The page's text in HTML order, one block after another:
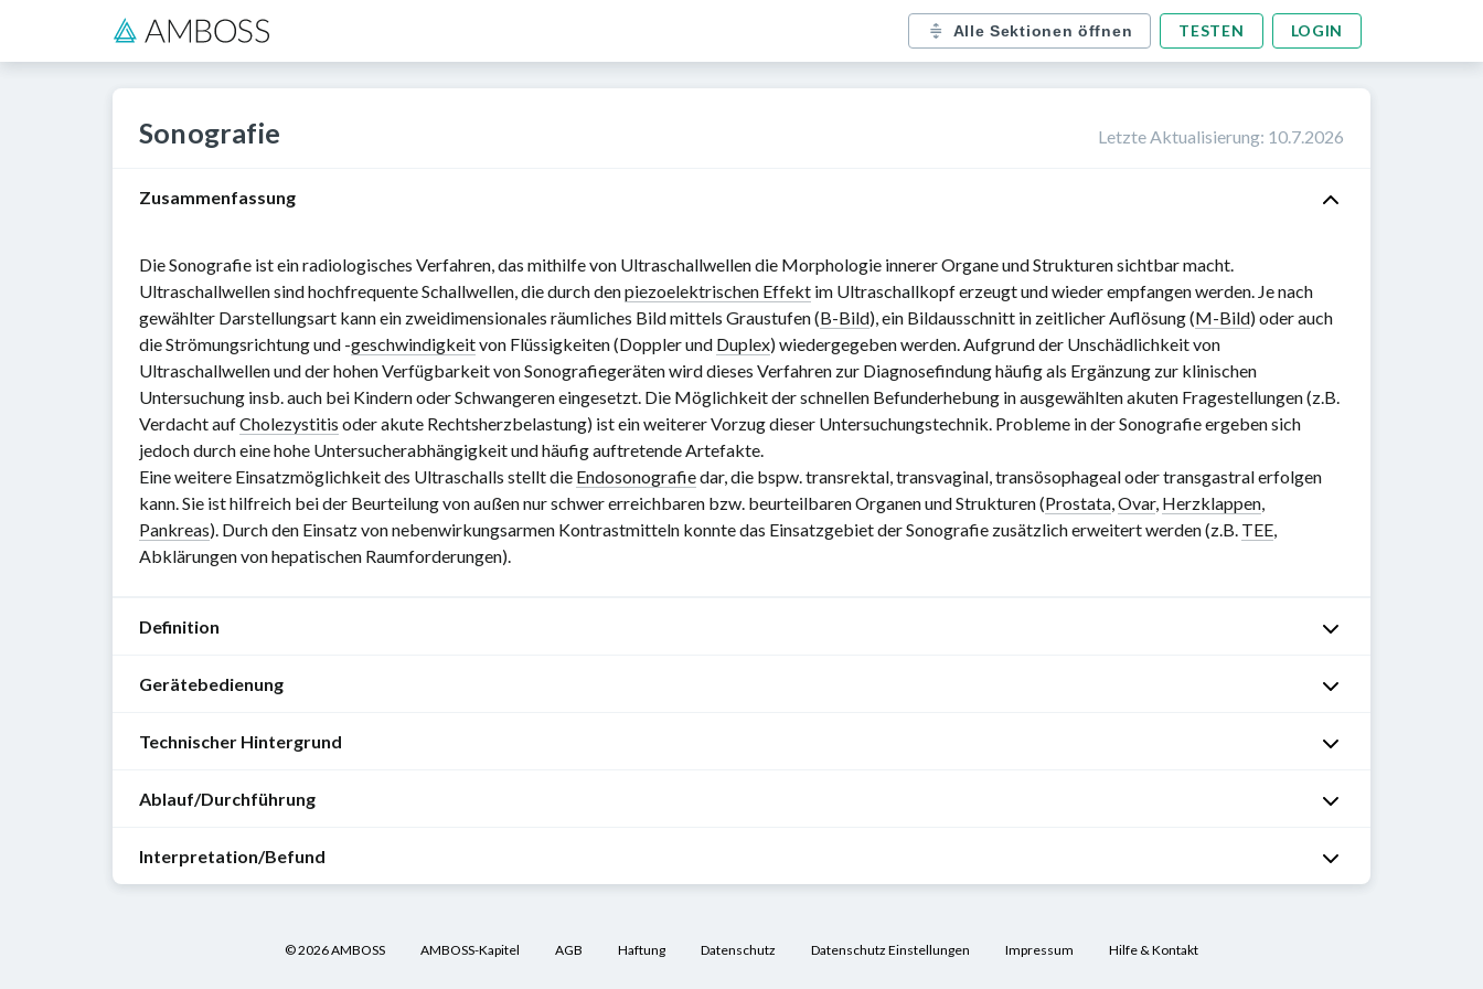
Alle Sektionen öffnen TESTEN LOGIN
Sonografie Letzte Aktualisierung: 10.7.2026
Zusammenfassung
Die Sonografie ist ein radiologisches Verfahren, das mithilfe von Ultraschallwellen die Morphologie innerer Organe und Strukturen sichtbar macht.
Ultraschallwellen sind hochfrequente Schallwellen, die durch denpiezoelektrischen Effekt im Ultraschallkopf erzeugt und wieder empfangen werden. Je nach
gewählter Darstellungsart kann ein zweidimensionales räumliches Bild mittels Graustufen (B-Bild), ein Bildausschnitt in zeitlicher Auflösung (M-Bild) oder auch
die Strömungsrichtung und -geschwindigkeitvon Flüssigkeiten (Doppler und Duplex) wiedergegeben werden. Aufgrund der Unschädlichkeit von
Ultraschallwellen und der hohen Verfügbarkeit von Sonografiegeräten wird dieses Verfahren zur Diagnosefindung häufig als Ergänzung zur klinischen
Untersuchung insb. auch bei Kindern oder Schwangeren eingesetzt. Die Möglichkeit der schnellen Befunderhebung in ausgewählten akuten Fragestellungen (z.B.
Verdacht aufCholezystitis oder akute Rechtsherzbelastung) ist ein weiterer Vorzug dieser Untersuchungstechnik. Probleme in der Sonografie ergeben sich
jedoch durch eine hohe Untersucherabhängigkeit und häufig auftretende Artefakte.
Eine weitere Einsatzmöglichkeit des Ultraschalls stellt die Endosonografiedar, die bspw. transrektal, transvaginal, transösophageal oder transgastral erfolgen
kann. Sie ist hilfreich bei der Beurteilung von außen nur schwer erreichbaren bzw. beurteilbaren Organen und Strukturen (Prostata,Ovar, Herzklappen,
Pankreas). Durch den Einsatz von nebenwirkungsarmen Kontrastmitteln konnte das Einsatzgebiet der Sonografie zusätzlich erweitert werden (z.B. TEE,
Abklärungen von hepatischen Raumforderungen).
Definition
Sonografie
lat.
=
"erklingen")
bezeichnet
Gerätebedienung
siehe:
und
eines
Sonografiegerätes
Technischer Hintergrund
Entstehung
Ultraschallwellen
Ablauf/Durchführung
Organbezogene
Abläufe
Interpretation/Befund
©2026AMBOSS AMBOSS-Kapitel AGB Haftung Datenschutz Datenschutz Einstellungen Impressum Hilfe & Kontakt